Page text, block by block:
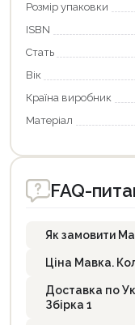
Розмір упаковки
ISBN
Стать
Вік
Країна виробник
Матеріал
FAQ-
Як замовити
Ціна Мавка.
Доставка по
Збірка 1